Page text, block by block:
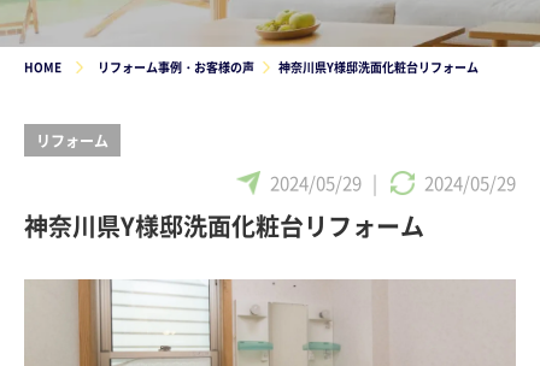
HOME リフォーム事例・お客様の声 神奈川県Y様邸洗面化粧台リフォーム
リフォーム
2024/05/29 | 2024/05/29
神奈川県Y様邸洗面化粧台リフォーム